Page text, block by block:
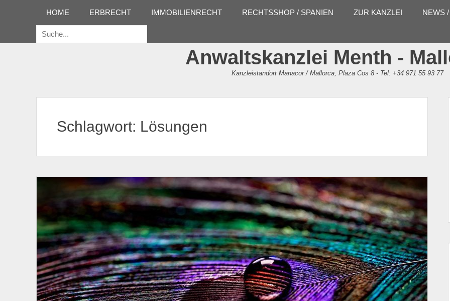
Erstes Menü
Inhalt:
HOME ERBRECHT IMMOBILIENRECHT RECHTSSHOP / SPANIEN ZUR KANZLEI NEWS
Suche
Anwaltskanzlei Menth -
Kanzleistandort Manacor / Mallorca, Plaza Cos 8 - Tel: +34 971 55 93 77
Schlagwort: Lösungen